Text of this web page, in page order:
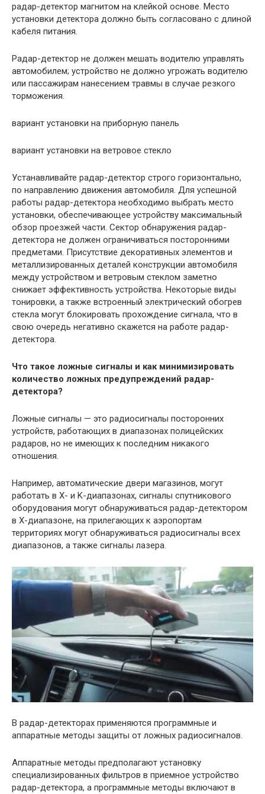
радар-детектор магнитом на клейкой основе. Место
установки детектора должно быть согласовано с длиной
кабеля питания.
Радар-детектор не должен мешать водителю управлять
автомобилем; устройство не должно угрожать водителю
или пассажирам нанесением травмы в случае резкого
торможения.
вариант установки на приборную панель
вариант установки на ветровое стекло
Устанавливайте радар-детектор строго горизонтально,
по направлению движения автомобиля. Для успешной
работы радар-детектора необходимо выбрать место
установки, обеспечивающее устройству максимальный
обзор проезжей части. Сектор обнаружения радар-
детектора не должен ограничиваться посторонними
предметами. Присутствие декоративных элементов и
металлизированных деталей конструкции автомобиля
между устройством и ветровым стеклом заметно
снижает эффективность устройства. Некоторые виды
тонировки, а также встроенный электрический обогрев
стекла могут блокировать прохождение сигнала, что в
свою очередь негативно скажется на работе радар-
детектора.
Что такое ложные сигналы и как минимизировать
количество ложных предупреждений радар-
детектора?
Ложные сигналы — это радиосигналы посторонних
устройств, работающих в диапазонах полицейских
радаров, но не имеющих к последним никакого
отношения.
Например, автоматические двери магазинов, могут
работать в X- и K-диапазонах, сигналы спутникового
оборудования могут обнаруживаться радар-детектором
в X-диапазоне, на прилегающих к аэропортам
территориях могут обнаруживаться радиосигналы всех
диапазонов, а также сигналы лазера.
В радар-детекторах применяются программные и
аппаратные методы защиты от ложных радиосигналов.
Аппаратные методы предполагают установку
специализированных фильтров в приемное устройство
радар-детектора, а программные методы включают в